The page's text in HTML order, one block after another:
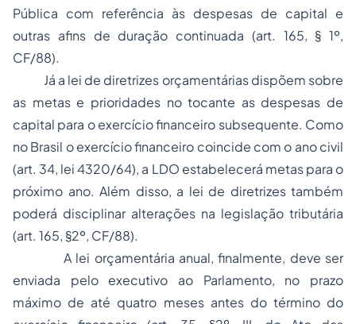
Pública com referência às despesas de capital e
outras afins de duração continuada (art. 165, § 1º,
CF/88).
Já a lei de diretrizes orçamentárias dispõem sobre
as metas e prioridades no tocante as despesas de
capital para o exercício financeiro subsequente. Como
no Brasil o exercício financeiro coincide com o ano civil
(art. 34, lei 4320/64), a LDO estabelecerá metas para o
próximo ano. Além disso, a lei de diretrizes também
poderá disciplinar alterações na legislação tributária
(art. 165, §2º, CF/88).
A lei orçamentária anual, finalmente, deve ser
enviada pelo executivo ao Parlamento, no prazo
máximo de até quatro meses antes do término do